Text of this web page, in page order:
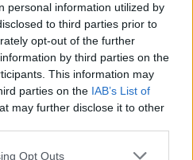
personal information utilized by
to third parties prior to
opt-out of the further
by third parties on the
This information may
parties on the IAB’s List of
may further disclose it to other
Opt Outs